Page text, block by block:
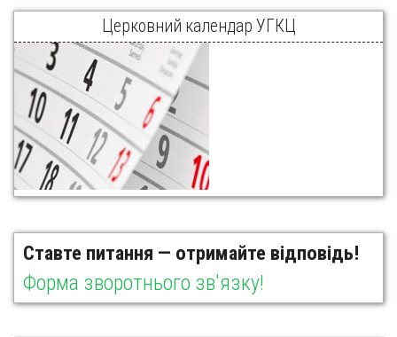
Церковний календар УГКЦ
Ставте питання — отримайте відповідь!
Форма зворотнього зв'язку!